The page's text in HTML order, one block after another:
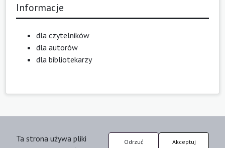
Informacje
dla czytelników
dla autorów
dla bibliotekarzy
Ta strona używa pliki
Odrzuć Akceptuj